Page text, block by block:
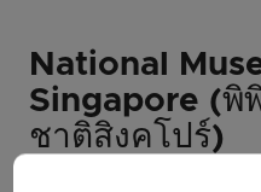
National
Singapore (
ชาติสิงคโปร์)